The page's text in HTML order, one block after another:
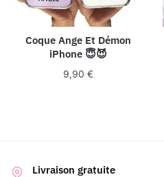
Coque Ange Et Démon
iPhone 😇😈
9,90 €
Livraison gratuite